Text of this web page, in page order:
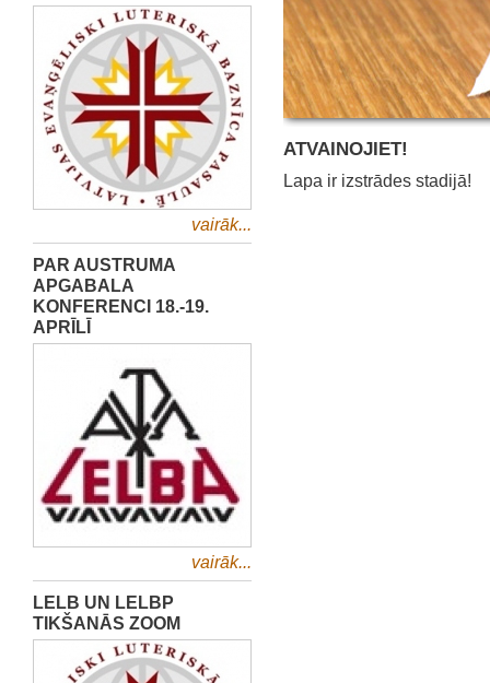
vairāk...
PAR AUSTRUMA
APGABALA
KONFERENCI 18.-19.
APRĪLĪ
vairāk...
LELB UN LELBP
TIKŠANĀS ZOOM
ATVAINOJIET!
Lapa ir izstrādes stadijā!